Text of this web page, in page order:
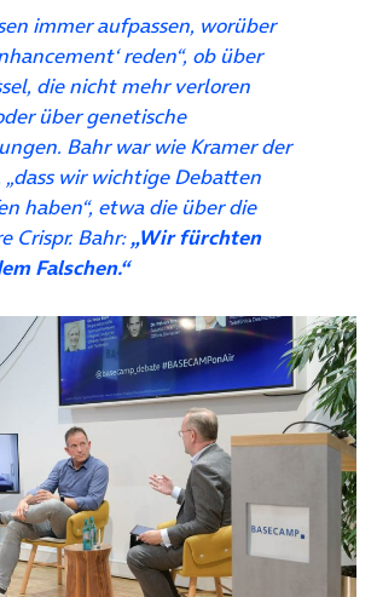
immer aufpassen, worüber
reden“, ob über
die nicht mehr verloren
über genetische
Bahr war wie Kramer der
„dass wir wichtige Debatten
haben“, etwa die über die
Crispr. Bahr:„Wir fürchten
Falschen.“